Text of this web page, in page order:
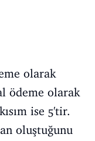
olarak
ödeme olarak
ise 5'tir.
oluştuğunu